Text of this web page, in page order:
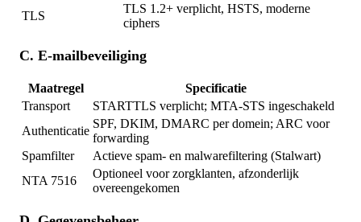
TLS
TLS 1.2+ verplicht, HSTS, moderne
ciphers
C. E-mailbeveiliging
Maatregel
Specificatie
Transport
STARTTLS verplicht; MTA-STS ingeschakeld
Authenticatie
SPF, DKIM, DMARC per domein; ARC voor
forwarding
Spamfilter
Actieve spam- en malwarefiltering (Stalwart)
NTA 7516
Optioneel voor zorgklanten, afzonderlijk
overeengekomen